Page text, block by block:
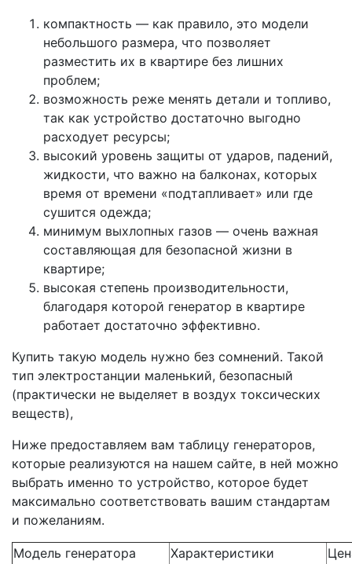
компактность — как правило, это модели
небольшого размера, что позволяет
разместить их в квартире без лишних
проблем;
возможность реже менять детали и топливо,
так как устройство достаточно выгодно
расходует ресурсы;
высокий уровень защиты от ударов, падений,
жидкости, что важно на балконах, которых
время от времени «подтапливает» или где
сушится одежда;
минимум выхлопных газов — очень важная
составляющая для безопасной жизни в
квартире;
высокая степень производительности,
благодаря которой генератор в квартире
работает достаточно эффективно.
Купить такую модель нужно без сомнений. Такой
тип электростанции маленький, безопасный
(практически не выделяет в воздух токсических
веществ),
Ниже предоставляем вам таблицу генераторов,
которые реализуются на нашем сайте, в ней можно
выбрать именно то устройство, которое будет
максимально соответствовать вашим стандартам
и пожеланиям.
Модель генератора Характеристики